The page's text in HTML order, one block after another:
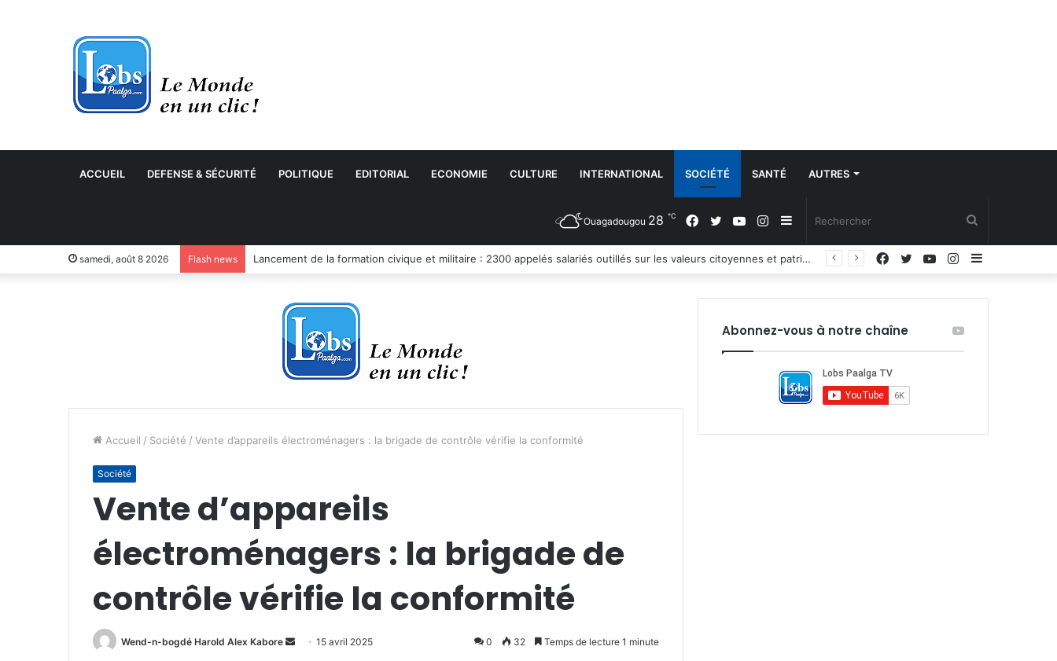
ACCUEIL DEFENSE & SÉCURITÉ POLITIQUE EDITORIAL ECONOMIE CULTURE INTERNATIONAL SOCIÉTÉ SANTÉ AUTRES
Sidebar
(barre
Instagram
YouTube
Twitter
Facebook
Ouagadougou 28 ℃
samedi, août 8 2026 Flash news Propos du Président nigérian sur la situation sécuritaire dans l’AES : le Burkina Faso, le Mali et le Niger expriment leur profond regret
Sidebar
Instagram
YouTube
Twitter
Facebook
Accueil / Société / Vente d’appareils électroménagers : la brigade de contrôle vérifie la conformité
Société
Vente d’appareils
électroménagers : la brigade de
contrôle vérifie la conformité
Wend-n-bogdé Harold Alex Kabore
Envoyer15 avril 2025 0 32 Temps de lecture 1 minute
Abonnez-vous à notre chaîne